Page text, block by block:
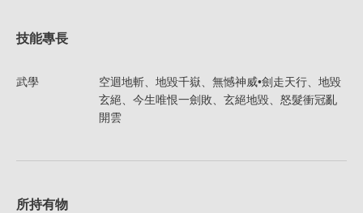
技能專長
武學
空迴地斬、地毀千嶽、無憾神威•劍走天行、地毀
玄絕、今生唯恨一劍敗、玄絕地毀、怒髮衝冠亂
開雲
所持有物